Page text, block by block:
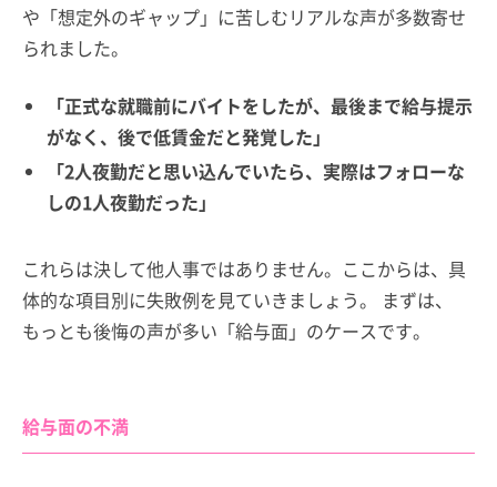
や「想定外のギャップ」に苦しむリアルな声が多数寄せ
られました。
「正式な就職前にバイトをしたが、最後まで給与提示
がなく、後で低賃金だと発覚した」
「2人夜勤だと思い込んでいたら、実際はフォローな
しの1人夜勤だった」
これらは決して他人事ではありません。ここからは、具
体的な項目別に失敗例を見ていきましょう。 まずは、
もっとも後悔の声が多い「給与面」のケースです。
給与面の不満